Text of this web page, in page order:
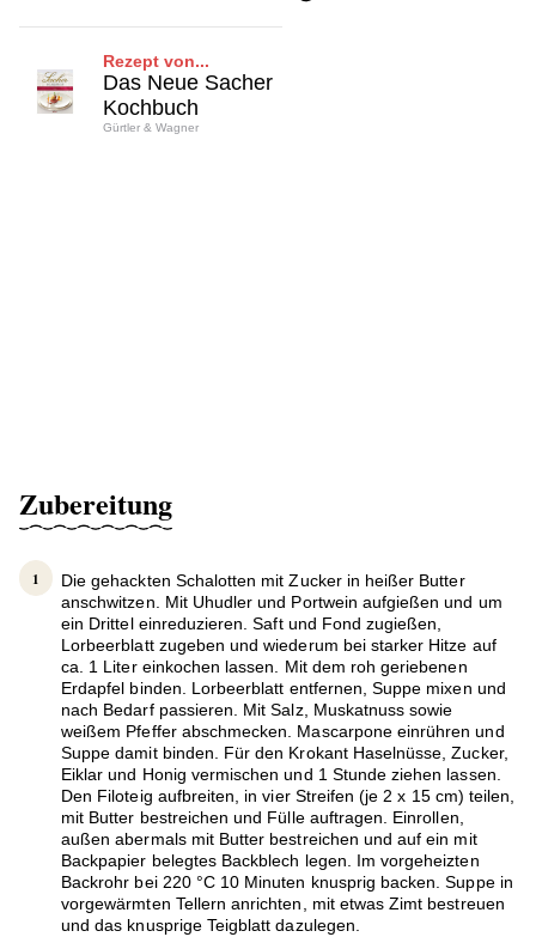
Rezept von...
Das Neue Sacher
Kochbuch
Gürtler & Wagner
Zubereitung
Die gehackten Schalotten mit Zucker in heißer Butter
anschwitzen. Mit Uhudler und Portwein aufgießen und um
ein Drittel einreduzieren. Saft und Fond zugießen,
Lorbeerblatt zugeben und wiederum bei starker Hitze auf
ca. 1 Liter einkochen lassen. Mit dem roh geriebenen
Erdapfel binden. Lorbeerblatt entfernen, Suppe mixen und
nach Bedarf passieren. Mit Salz, Muskatnuss sowie
weißem Pfeffer abschmecken. Mascarpone einrühren und
Suppe damit binden. Für den Krokant Haselnüsse, Zucker,
Eiklar und Honig vermischen und 1 Stunde ziehen lassen.
Den Filoteig aufbreiten, in vier Streifen (je 2 x 15 cm) teilen,
mit Butter bestreichen und Fülle auftragen. Einrollen,
außen abermals mit Butter bestreichen und auf ein mit
Backpapier belegtes Backblech legen. Im vorgeheizten
Backrohr bei 220 °C 10 Minuten knusprig backen. Suppe in
vorgewärmten Tellern anrichten, mit etwas Zimt bestreuen
und das knusprige Teigblatt dazulegen.